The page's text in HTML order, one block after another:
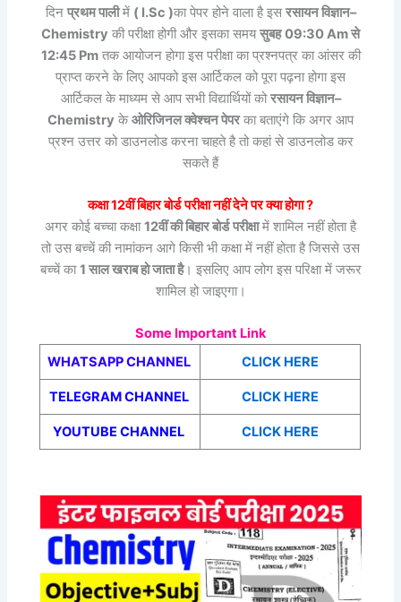
दिन प्रथम पालीमें ( I.Sc )का पेपर होने वाला है इस रसायन विज्ञान–
Chemistry की परीक्षा होगी और इसका समयसुबह 09:30 Am से
12:45 Pmतक आयोजन होगा इस परीक्षा का प्रश्नपत्र का आंसर की
प्राप्त करने के लिए आपको इस आर्टिकल को पूरा पढ़ना होगा इस
आर्टिकल के माध्यम से आप सभी विद्यार्थियों कोरसायन विज्ञान–
Chemistry केओरिजिनल क्वेश्चन पेपरका बताएंगे कि अगर आप
प्रश्न उत्तर को डाउनलोड करना चाहते है तो कहां से डाउनलोड कर
सकते हैं
कक्षा 12वींबिहार बोर्ड परीक्षा नहीं देने पर क्या होगा ?
अगर कोई बच्चा कक्षा12वीं की बिहार बोर्ड परीक्षामें शामिल नहीं होता है
तो उस बच्चें की नामांकन आगे किसी भी कक्षा में नहीं होता है जिससे उस
बच्चें का1 साल खराब हो जाता है। इसलिए आप लोग इस परिक्षा में जरूर
शामिल हो जाइएगा।
Some Important Link
WHATSAPP CHANNEL
CLICK HERE
TELEGRAM CHANNEL CLICK HERE
YOUTUBE CHANNEL CLICK HERE